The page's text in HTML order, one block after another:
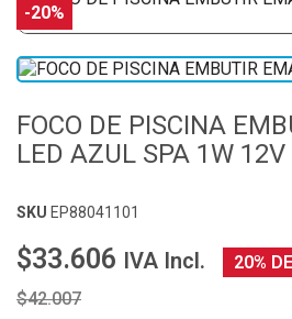
-20%
FOCO DE PISCINA
LED AZUL SPA 1W 12V
SKU EP88041101
$33.606 IVA Incl.
20%
$42.007